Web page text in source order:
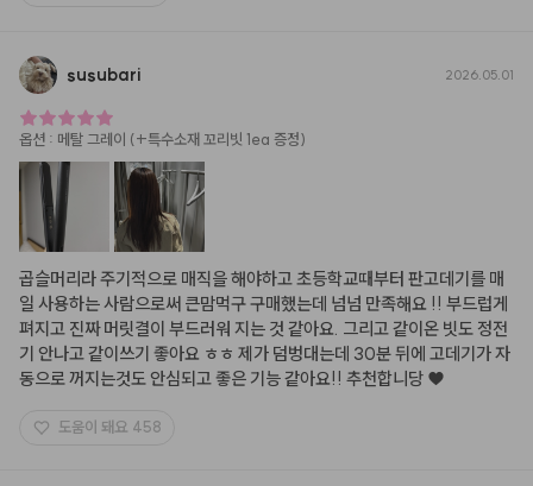
susubari 2026.05.01
옵션 : 메탈 그레이 (+특수소재 꼬리빗 1ea 증정)
곱슬머리라 주기적으로 매직을 해야하고 초등학교때부터 판고데기를 매
일 사용하는 사람으로써 큰맘먹구 구매했는데 넘넘 만족해요 !! 부드럽게
펴지고 진짜 머릿결이 부드러워 지는 것 같아요. 그리고 같이온 빗도 정전
기 안나고 같이쓰기 좋아요 ㅎㅎ 제가 덤벙대는데 30분 뒤에 고데기가 자
동으로 꺼지는것도 안심되고 좋은 기능 같아요!! 추천합니당 ♥
도움이 돼요 458